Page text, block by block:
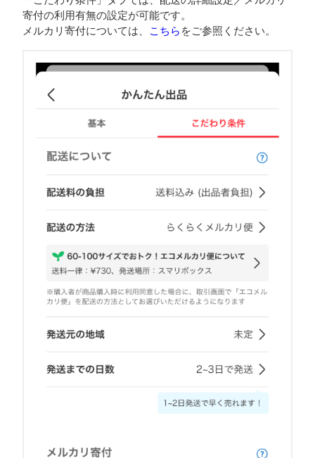
寄付の利用有無の設定が可能です。
メルカリ寄付については、
こちら をご参照ください。